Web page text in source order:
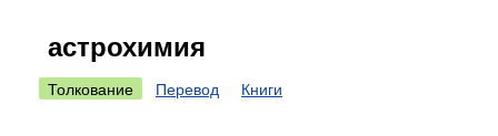
астрохимия
Толкование Перевод Книги